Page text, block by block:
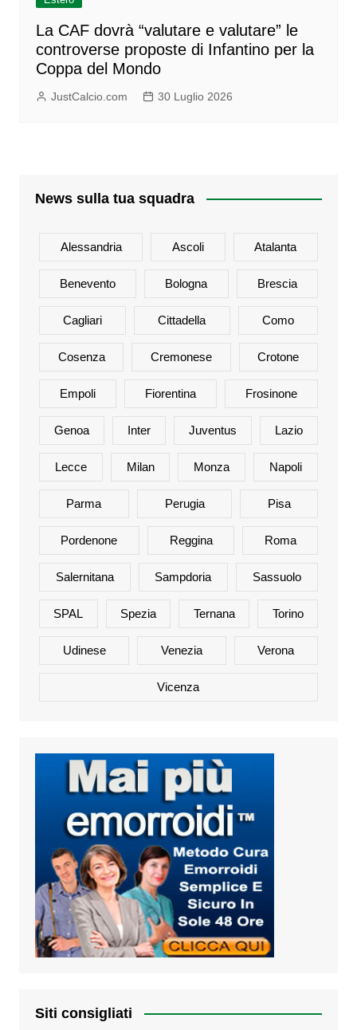
La CAF dovrà “valutare e valutare” le
controverse proposte di Infantino per la
Coppa del Mondo
JustCalcio.com 30 Luglio 2026
News sulla tua squadra
Alessandria Ascoli Atalanta
Benevento Bologna Brescia
Cagliari Cittadella Como
Cosenza Cremonese Crotone
Empoli Fiorentina Frosinone
Genoa Inter Juventus Lazio
Lecce Milan Monza Napoli
Parma Perugia Pisa
Pordenone Reggina Roma
Salernitana Sampdoria Sassuolo
SPAL Spezia Ternana Torino
Udinese Venezia Verona
Vicenza
Siti consigliati